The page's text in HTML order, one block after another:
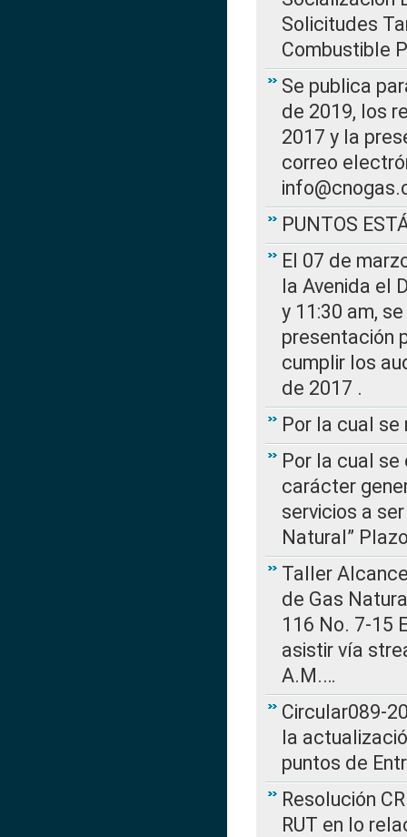
Solicitudes
Combustible
Se publica
de 2019, los
2017 y la
correo
PUNTOS
El 07 de
la Avenida el
y 11:30 am,
presentación
cumplir los
de 2017 .
Por la cual se
Por la cual
carácter
servicios a
Natural”
Taller
de Gas
116 No. 7-15
asistir vía
A.M.…
Circular089-
la
puntos de
Resolución
RUT en lo